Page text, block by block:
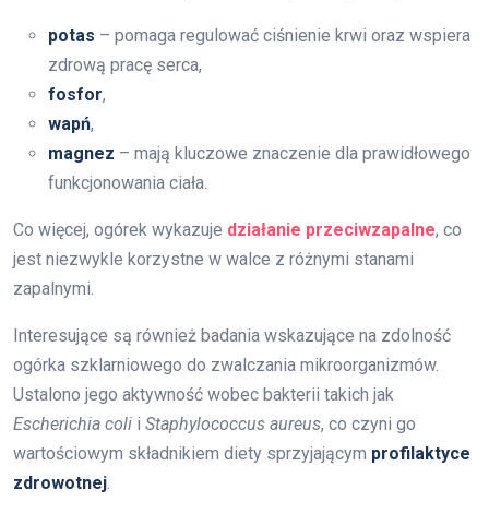
potas – pomaga regulować ciśnienie krwi oraz wspiera
zdrową pracę serca,
fosfor,
wapń,
magnez – mają kluczowe znaczenie dla prawidłowego
funkcjonowania ciała.
Co więcej, ogórek wykazuje działanie przeciwzapalne, co
jest niezwykle korzystne w walce z różnymi stanami
zapalnymi.
Interesujące są również badania wskazujące na zdolność
ogórka szklarniowego do zwalczania mikroorganizmów.
Ustalono jego aktywność wobec bakterii takich jak
Escherichia coli i Staphylococcus aureus, co czyni go
wartościowym składnikiem diety sprzyjającym profilaktyce
zdrowotnej.